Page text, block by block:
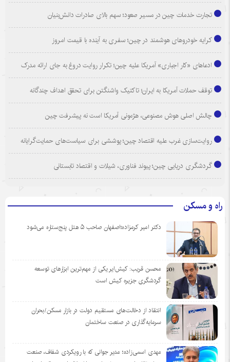
تجارت خدمات چین در مسیر صعود؛ سهم بالای صادرات دانش‌بنیان
کرایه خودروهای هوشمند در چین؛ سفری به آینده با قیمت امروز
ادعاهای «کار اجباری» آمریکا علیه چین؛ تکرار روایت دروغ به جای ارائه مدرک
توقف حملات آمریکا به ایران؛ تاکتیک واشنگتن برای تحقق اهداف چندگانه
چالش اصلی هوش مصنوعی، هژمونی آمریکا است نه پیشرفت چین
روایت‌سازی غرب علیه اقتصاد چین؛ پوششی برای سیاست‌های حمایت‌گرایانه
گردشگری دریایی چین؛ پیوند فناوری، شیلات و اقتصاد تابستانی
راه و مسکن
دکتر امیر کرمزاده؛اصفهان صاحب ۵ هتل پنج‌ستاره می‌شود
محسن قریب: کیش‌ایر یکی از مهم‌ترین ابزارهای توسعه
گردشگری جزیره کیش است
انتقاد از دخالت‌های مستقیم دولت در بازار مسکن/بحران
سرمایه‌گذاری در صنعت ساختمان
مهدی اسمی‌زاده؛ مدیر جوانی که با رویکردی شفاف، صنعت